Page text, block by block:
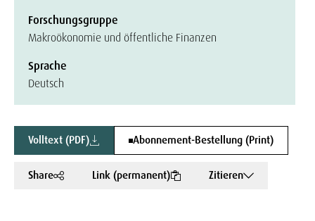
Forschungsgruppe
Makroökonomie und öffentliche Finanzen
Sprache
Deutsch
Volltext (PDF) Abonnement-Bestellung (Print)
Share Link (permanent) Zitieren